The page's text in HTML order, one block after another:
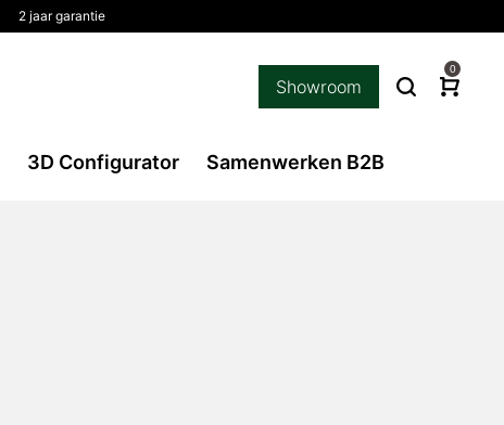
2 jaar garantie
Showroom
0
3D Configurator Samenwerken B2B